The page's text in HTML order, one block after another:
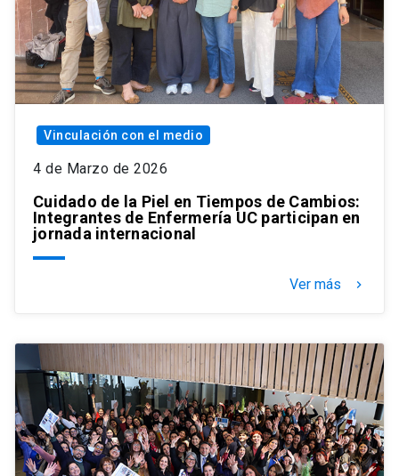
Vinculación con el medio
4 de Marzo de 2026
Cuidado de la Piel en Tiempos de Cambios:
Integrantes de Enfermería UC participan en
jornada internacional
Ver más keyboard_arrow_right